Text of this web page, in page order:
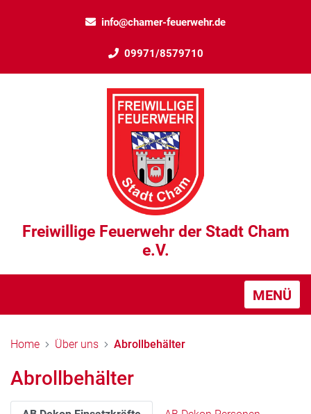
info@chamer-feuerwehr.de
09971/8579710
Freiwillige Feuerwehr der Stadt Cham
e.V.
MENÜ
Home Über uns Abrollbehälter
Abrollbehälter